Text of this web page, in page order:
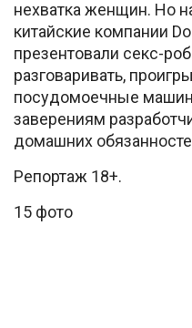
нехватка женщин. Но
китайские компании
презентовали секс-
разговаривать,
посудомоечные
заверениям
домашних
Репортаж 18+.
15 фото